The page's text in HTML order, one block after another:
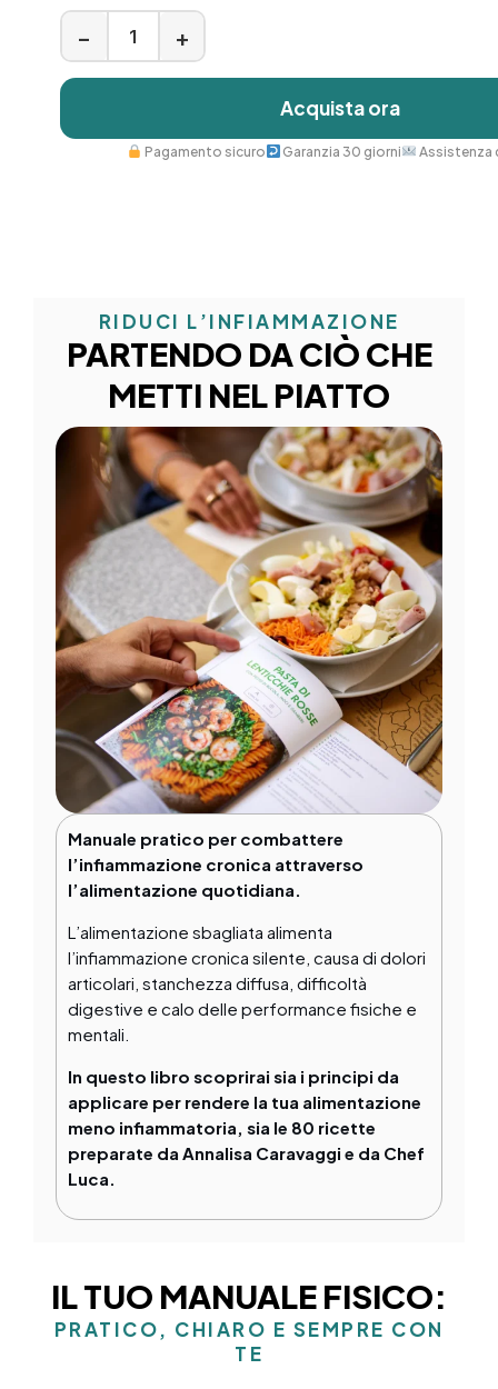
− +
Acquista ora
Pagamento sicuro Garanzia 30 giorni Assistenza
RIDUCI L’INFIAMMAZIONE
PARTENDO DA CIÒ CHE
METTI NEL PIATTO
Manuale pratico per combattere
l’infiammazione cronica attraverso
l’alimentazione quotidiana.
L’alimentazione sbagliata alimenta
l’infiammazione cronica silente, causa di dolori
articolari, stanchezza diffusa, difficoltà
digestive e calo delle performance fisiche e
mentali.
In questo libro scoprirai sia i principi da
applicare per rendere la tua alimentazione
meno infiammatoria, sia le 80 ricette
preparate da Annalisa Caravaggi e da Chef
Luca.
IL TUO MANUALE FISICO:
PRATICO, CHIARO E SEMPRE CON
TE